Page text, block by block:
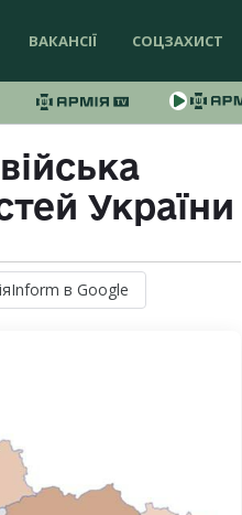
ВАКАНСІЇ СОЦЗАХИСТ
України
в Google